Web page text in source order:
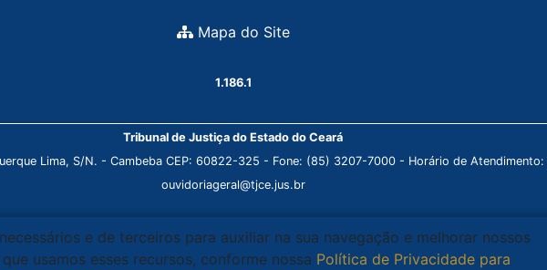
Mapa do Site
1.186.1
Tribunal de Justiça do Estado do Ceará
Lima, S/N. - Cambeba CEP: 60822-325 - Fone: (85) 3207-7000 - Horário de Atendimento:
ouvidoriageral@tjce.jus.br
e de terceiros para auxiliar na sua navegação e melhorar nossos
usamos esses recursos, conforme nossa Política de Privacidade para